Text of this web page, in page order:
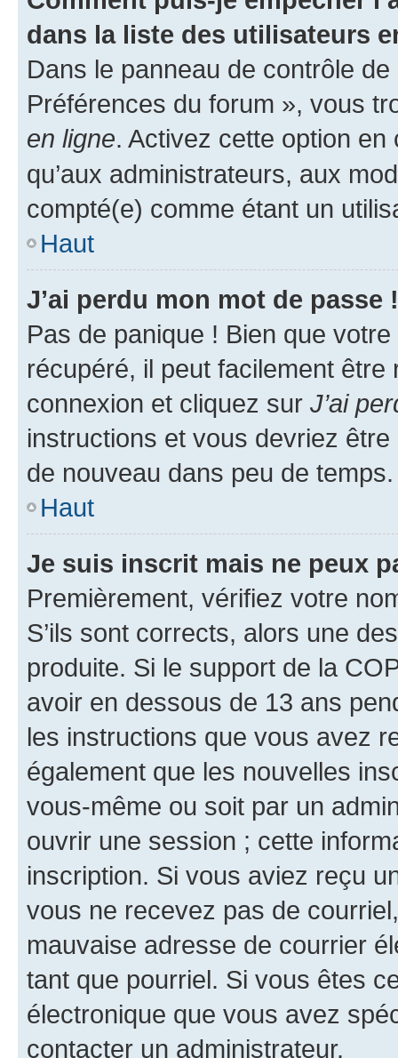
dans la liste des utilisateurs
Dans le panneau de contrôle
Préférences du forum », vous
en ligne. Activez cette option
qu’aux administrateurs, aux
compté(e) comme étant un
Haut
J’ai perdu mon mot de passe !
Pas de panique ! Bien que
récupéré, il peut facilement
connexion et cliquez sur J’ai
instructions et vous devriez
de nouveau dans peu de temps.
Haut
Je suis inscrit mais ne peux
Premièrement, vérifiez votre
S’ils sont corrects, alors une
produite. Si le support de la
avoir en dessous de 13 ans
les instructions que vous avez
également que les nouvelles
vous-même ou soit par un
ouvrir une session ; cette
inscription. Si vous aviez reçu
vous ne recevez pas de
mauvaise adresse de courrier
tant que pourriel. Si vous êtes
électronique que vous avez
contacter un administrateur.